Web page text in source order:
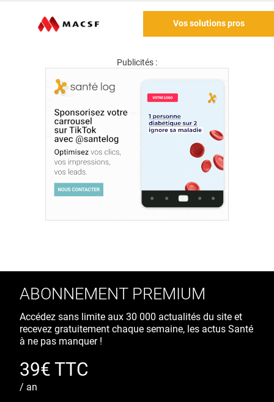
Vos solutions pros
Publicités :
ABONNEMENT PREMIUM
Accédez sans limite aux 30 000 actualités du site et
recevez gratuitement chaque semaine, les actus Santé
à ne pas manquer !
39€ TTC
/ an